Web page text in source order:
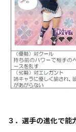
３．選手の進化で能